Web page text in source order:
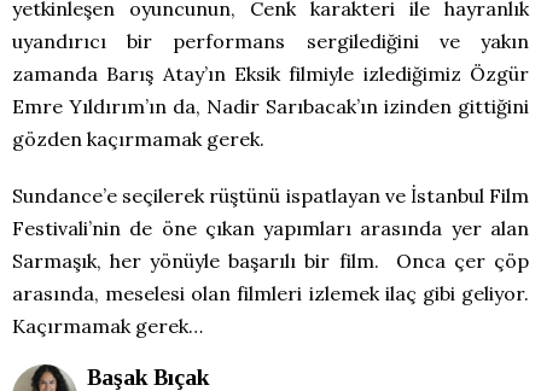
yetkinleşen oyuncunun, Cenk karakteri ile hayranlık
uyandırıcı bir performans sergilediğini ve yakın
zamanda Barış Atay’ın Eksik filmiyle izlediğimiz Özgür
Emre Yıldırım’ın da, Nadir Sarıbacak’ın izinden gittiğini
gözden kaçırmamak gerek.
Sundance’e seçilerek rüştünü ispatlayan ve İstanbul Film
Festivali’nin de öne çıkan yapımları arasında yer alan
Sarmaşık, her yönüyle başarılı bir film. Onca çer çöp
arasında, meselesi olan filmleri izlemek ilaç gibi geliyor.
Kaçırmamak gerek…
Başak Bıçak